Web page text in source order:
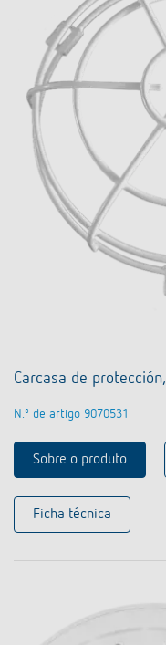
Carcasa de
N.º de artigo 9070531
Sobre o produto
Ficha técnica